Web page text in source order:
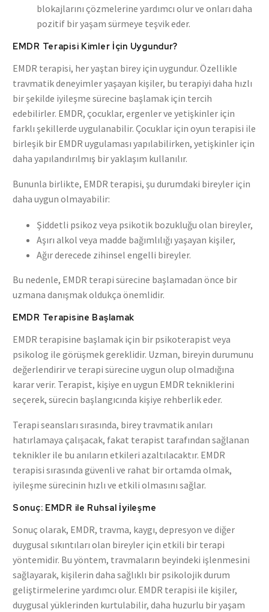
blokajlarını çözmelerine yardımcı olur ve onları daha
pozitif bir yaşam sürmeye teşvik eder.
EMDR Terapisi Kimler İçin Uygundur?
EMDR terapisi, her yaştan birey için uygundur. Özellikle
travmatik deneyimler yaşayan kişiler, bu terapiyi daha hızlı
bir şekilde iyileşme sürecine başlamak için tercih
edebilirler. EMDR, çocuklar, ergenler ve yetişkinler için
farklı şekillerde uygulanabilir. Çocuklar için oyun terapisi ile
birleşik bir EMDR uygulaması yapılabilirken, yetişkinler için
daha yapılandırılmış bir yaklaşım kullanılır.
Bununla birlikte, EMDR terapisi, şu durumdaki bireyler için
daha uygun olmayabilir:
Şiddetli psikoz veya psikotik bozukluğu olan bireyler,
Aşırı alkol veya madde bağımlılığı yaşayan kişiler,
Ağır derecede zihinsel engelli bireyler.
Bu nedenle, EMDR terapi sürecine başlamadan önce bir
uzmana danışmak oldukça önemlidir.
EMDR Terapisine Başlamak
EMDR terapisine başlamak için bir psikoterapist veya
psikolog ile görüşmek gereklidir. Uzman, bireyin durumunu
değerlendirir ve terapi sürecine uygun olup olmadığına
karar verir. Terapist, kişiye en uygun EMDR tekniklerini
seçerek, sürecin başlangıcında kişiye rehberlik eder.
Terapi seansları sırasında, birey travmatik anıları
hatırlamaya çalışacak, fakat terapist tarafından sağlanan
teknikler ile bu anıların etkileri azaltılacaktır. EMDR
terapisi sırasında güvenli ve rahat bir ortamda olmak,
iyileşme sürecinin hızlı ve etkili olmasını sağlar.
Sonuç: EMDR ile Ruhsal İyileşme
Sonuç olarak, EMDR, travma, kaygı, depresyon ve diğer
duygusal sıkıntıları olan bireyler için etkili bir terapi
yöntemidir. Bu yöntem, travmaların beyindeki işlenmesini
sağlayarak, kişilerin daha sağlıklı bir psikolojik durum
geliştirmelerine yardımcı olur. EMDR terapisi ile kişiler,
duygusal yüklerinden kurtulabilir, daha huzurlu bir yaşam